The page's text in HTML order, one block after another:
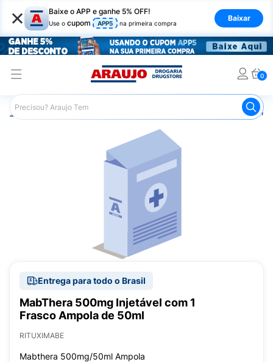
× Baixe o APP e ganhe 5% OFF!
Use o cupom APP5 na primeira compra
Baixar
0
Araujo Medicamentos
Entrega para todo o Brasil
MabThera 500mg Injetável com 1
Frasco Ampola de 50ml
RITUXIMABE
Mabthera 500mg/50ml Ampola